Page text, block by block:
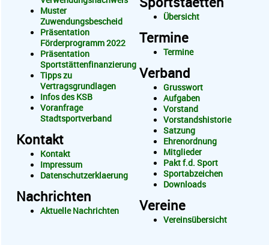
Muster
Zuwendungsbescheid
Präsentation
Förderprogramm 2022
Präsentation
Sportstättenfinanzierung
Tipps zu
Vertragsgrundlagen
Infos des KSB
Voranfrage
Stadtsportverband
Kontakt
Kontakt
Impressum
Datenschutzerklaerung
Nachrichten
Aktuelle Nachrichten
Übersicht
Termine
Termine
Verband
Grusswort
Aufgaben
Vorstand
Vorstandshistorie
Satzung
Ehrenordnung
Mitglieder
Pakt f.d. Sport
Sportabzeichen
Downloads
Vereine
Vereinsübersicht